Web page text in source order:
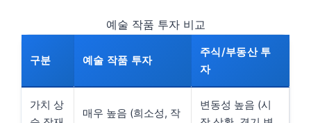
예술 작품 투자 비교
구분 예술 작품 투자
주식/부동산 투
자
가치 상
매우 높음 (희소성, 작
변동성 높음 (시